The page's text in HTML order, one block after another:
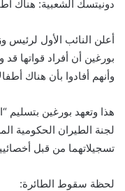
دونيتسك الشعبية: هناك
أعلن النائب الأول لرئيس
بورغين أن أفراد قواتها
وأنهم أفادوا بأن هناك
هذا وتعهد بورغين بتسليم
لجنة الطيران الحكومية
تسجيلاتهما من قبل
لحظة سقوط الطائرة: